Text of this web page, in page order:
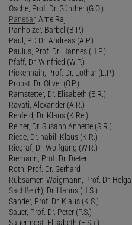
Osche, Prof. Dr. Günther (G.O.)
Panesar, Arne Raj
Panholzer, Bärbel (B.P.)
Paul, PD Dr. Andreas (A.P.)
Paulus, Prof. Dr. Hannes (H.P.)
Pfaff, Dr. Winfried (W.P.)
Pickenhain, Prof. Dr. Lothar (L.P.)
Probst, Dr. Oliver (O.P.)
Ramstetter, Dr. Elisabeth (E.R.)
Ravati, Alexander (A.R.)
Rehfeld, Dr. Klaus (K.Re.)
Reiner, Dr. Susann Annette (S.R.)
Riede, Dr. habil. Klaus (K.R.)
Riegraf, Dr. Wolfgang (W.R.)
Riemann, Prof. Dr. Dieter
Roth, Prof. Dr. Gerhard
Rübsamen-Waigmann, Prof. Dr. Helga
Sachße (†), Dr. Hanns (H.S.)
Sander, Prof. Dr. Klaus (K.S.)
Sauer, Prof. Dr. Peter (P.S.)
Sauermost, Elisabeth (E.Sa.)